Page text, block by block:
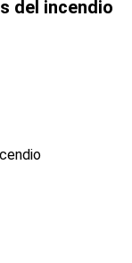
del incendio